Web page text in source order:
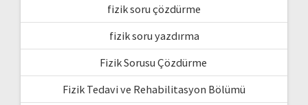
fizik soru çözdürme
fizik soru yazdırma
Fizik Sorusu Çözdürme
Fizik Tedavi ve Rehabilitasyon Bölümü